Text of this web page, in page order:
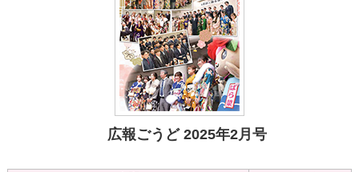
0584-27-3111
広報ごうど 2025年2月号